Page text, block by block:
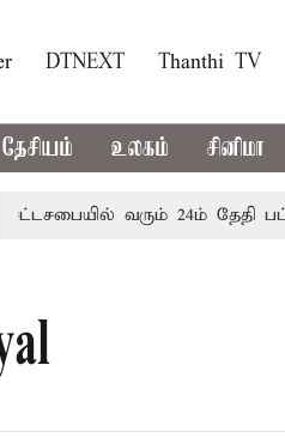
DTNEXT Thanthi TV
தேசியம் உலகம் சினிமா
வரும் 24ம் தேதி